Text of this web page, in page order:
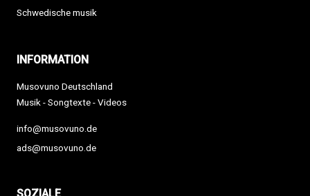
Schwedische musik
INFORMATION
Musovuno Deutschland
Musik - Songtexte - Videos
info@musovuno.de
ads@musovuno.de